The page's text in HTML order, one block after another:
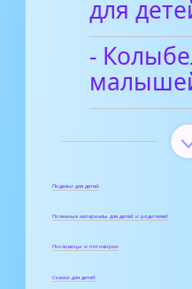
для
-
Поделки для детей
Полезные материалы для детей и родителей
Пословицы и поговорки
Сказки для детей